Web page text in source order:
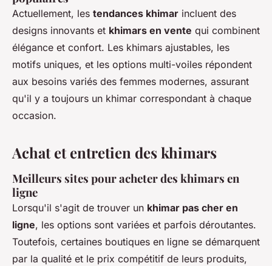
Actuellement, les tendances khimar incluent des
designs innovants et khimars en vente qui combinent
élégance et confort. Les khimars ajustables, les
motifs uniques, et les options multi-voiles répondent
aux besoins variés des femmes modernes, assurant
qu'il y a toujours un khimar correspondant à chaque
occasion.
Achat et entretien des khimars
Meilleurs sites pour acheter des khimars en
ligne
Lorsqu'il s'agit de trouver un khimar pas cher en
ligne, les options sont variées et parfois déroutantes.
Toutefois, certaines boutiques en ligne se démarquent
par la qualité et le prix compétitif de leurs produits,